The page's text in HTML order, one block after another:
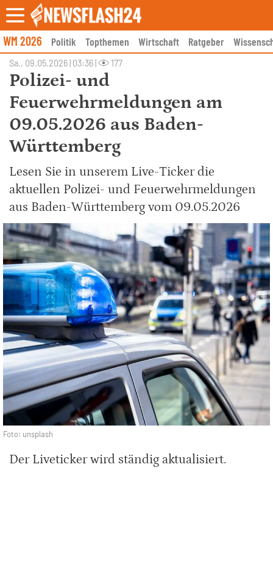
Skip
to
content
WM 2026 Politik Topthemen Wirtschaft Ratgeber
Sa., 09.05.2026 | 03:36 177
Polizei- und
Feuerwehrmeldungen am
09.05.2026 aus Baden-
Württemberg
Lesen Sie in unserem Live-Ticker die
aktuellen Polizei- und Feuerwehrmeldungen
aus Baden-Württemberg vom 09.05.2026
Foto: unsplash
Der Liveticker wird ständig aktualisiert.